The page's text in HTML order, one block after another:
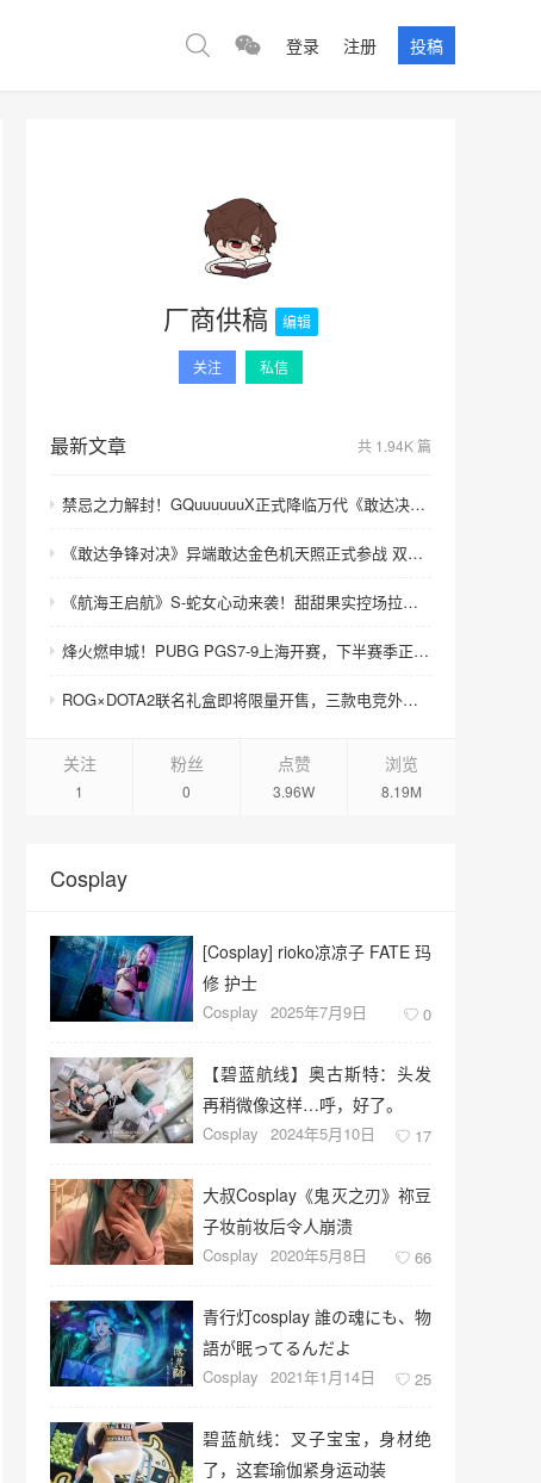
登录 注册 投稿
厂商供稿 编辑
关注 私信
最新文章 共 1.94K 篇
禁忌之力解封！GQuuuuuuX正式降临万代《敢达决战》！
《敢达争锋对决》异端敢达金色机天照正式参战 双形态演绎空中战技
《航海王启航》S-蛇女心动来袭！甜甜果实控场拉满，夏日盛宴开启
烽火燃申城！PUBG PGS7-9上海开赛，下半赛季正式打响！
ROG×DOTA2联名礼盒即将限量开售，三款电竞外设致敬玩家青春记忆
关注
1
粉丝
0
点赞
3.96W
浏览
8.19M
Cosplay
​[Cosplay] rioko凉凉子 FATE 玛
修 护士
Cosplay 2025年7月9日 0
【碧蓝航线】奥古斯特：头发
再稍微像这样…呼，好了。
Cosplay 2024年5月10日 17
大叔Cosplay《鬼灭之刃》祢豆
子妆前妆后令人崩溃
Cosplay 2020年5月8日 66
青行灯cosplay 誰の魂にも、物
語が眠ってるんだよ
Cosplay 2021年1月14日 25
碧蓝航线：叉子宝宝，身材绝
了，这套瑜伽紧身运动装